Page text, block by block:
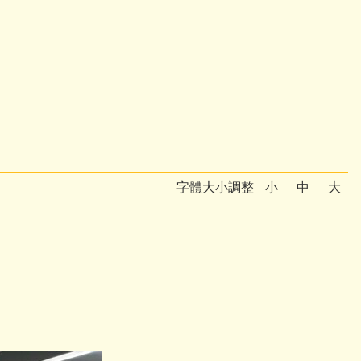
字體大小調整 小 中 大